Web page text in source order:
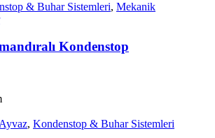
& Buhar Sistemleri, Mekanik
Kondenstop
Ayvaz, Kondenstop & Buhar Sistemleri